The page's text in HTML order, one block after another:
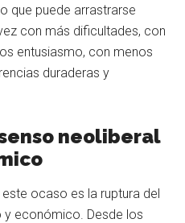
que puede arrastrarse
con más dificultades, con
entusiasmo, con menos
duraderas y
neoliberal
ocaso es la ruptura del
económico. Desde los